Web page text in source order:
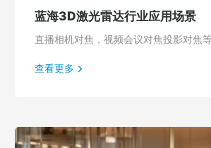
蓝海3D激光雷达行业应用场景
直播相机对焦，视频会议对焦投影对焦
查看更多